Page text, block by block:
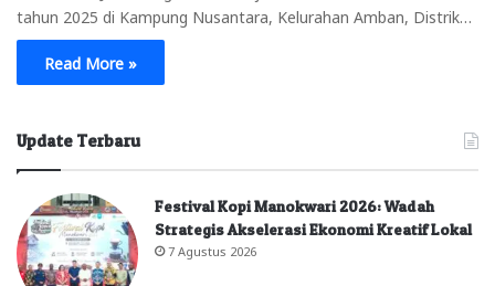
tahun 2025 di Kampung Nusantara, Kelurahan Amban, Distrik…
Read More »
Update Terbaru
Festival Kopi Manokwari 2026: Wadah
Strategis Akselerasi Ekonomi Kreatif Lokal
7 Agustus 2026